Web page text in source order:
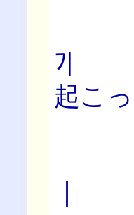
(.
ﾌ|
起こ
|i
|l